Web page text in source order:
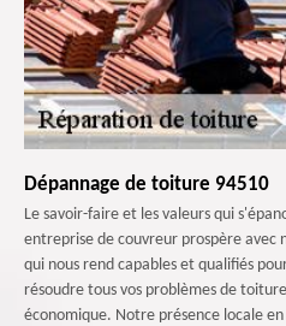
Dépannage de toiture 94510
Le savoir-faire et les valeurs qui
entreprise de couvreur prospère avec
qui nous rend capables et qualifiés
résoudre tous vos problèmes de
économique. Notre présence locale